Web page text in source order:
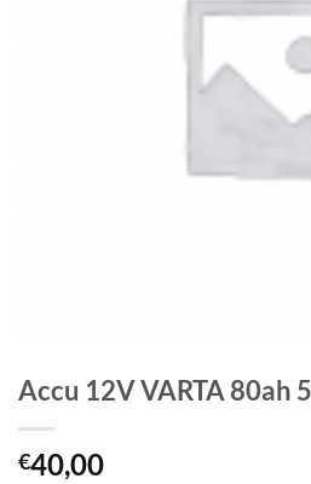
Accu 12V VARTA 80ah
€40,00